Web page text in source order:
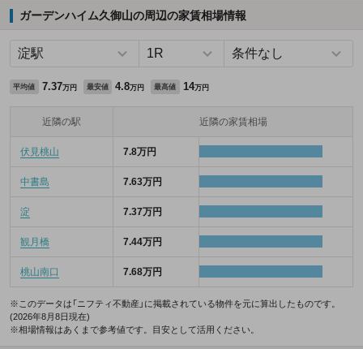
ガーデンハイム久御山の周辺の家賃相場情報
平均値 7.37万円 最安値 4.8万円 最高値 14万円
近隣の駅 近隣の家賃相場
伏見桃山 7.8万円
中書島 7.63万円
淀 7.37万円
観月橋 7.44万円
桃山南口 7.68万円
※このデータは「ニフティ不動産」に掲載されている物件を元に算出したものです。
(2026年8月8日現在)
※相場情報はあくまで参考値です。目安として活用ください。